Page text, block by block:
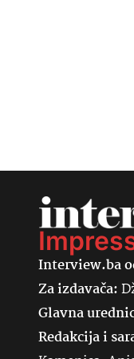
Interview.ba
Za izdavača:
Glavna
Redakcija i